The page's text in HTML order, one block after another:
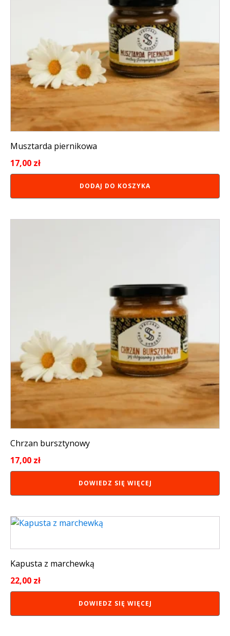
Musztarda piernikowa
17,00 zł
DODAJ DO KOSZYKA
Chrzan bursztynowy
17,00 zł
DOWIEDZ SIĘ WIĘCEJ
Kapusta z marchewką
22,00 zł
DOWIEDZ SIĘ WIĘCEJ